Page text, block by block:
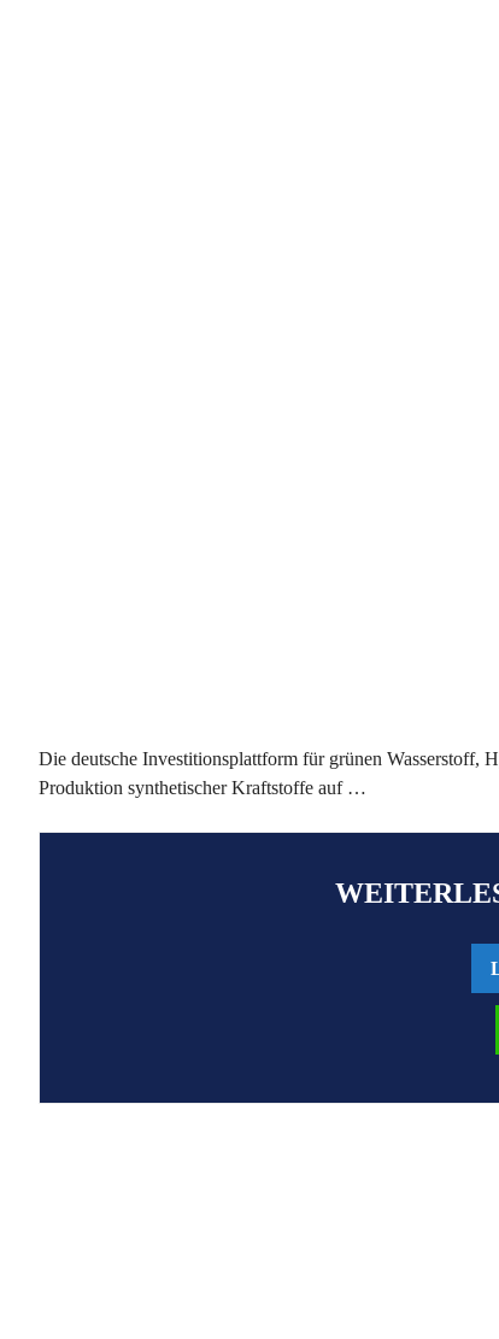
Die deutsche Investitionsplattform für grünen Wasserstoff,
Produktion synthetischer Kraftstoffe auf …